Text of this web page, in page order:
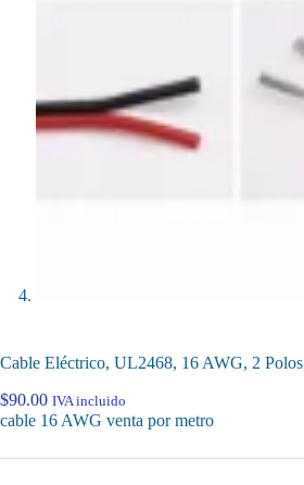
Cable Eléctrico, UL2468, 16 AWG, 2 Polos
$90.00 IVA incluido
cable 16 AWG venta por metro